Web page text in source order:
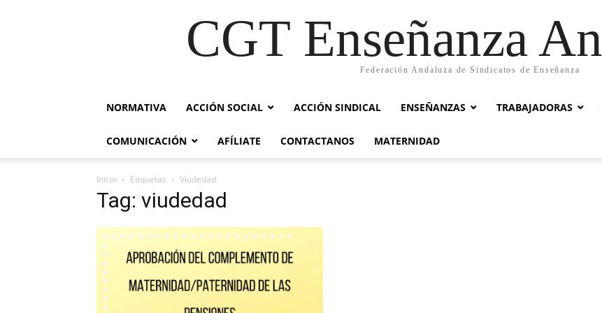
CGT Enseñanza
Federación Andaluza de Sindicatos de Enseñanza
NORMATIVA ACCIÓN SOCIAL ACCIÓN SINDICAL ENSEÑANZAS TRABAJADORAS
COMUNICACIÓN AFÍLIATE CONTACTANOS MATERNIDAD
Inicio Etiquetas Viudedad
Tag: viudedad